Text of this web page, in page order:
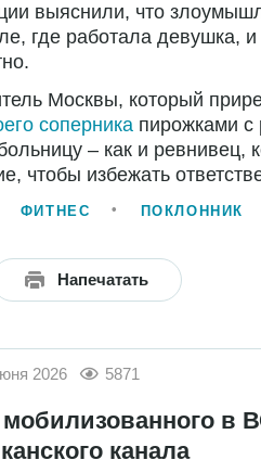
выяснили, что
где работала девушка,
Москвы, который
соперника пирожками с
– как и ревнивец,
чтобы избежать
ФИТНЕС ПОКЛОННИК
Напечатать
2026 5871
в
канала